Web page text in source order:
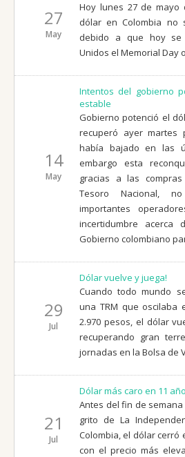
27
May
Hoy lunes 27 de mayo
dólar en Colombia no
debido a que hoy se
Unidos el Memorial Day
14
May
Intentos del gobierno
estable
Gobierno potenció el
recuperó ayer martes
había bajado en las
embargo esta
gracias a las
Tesoro Nacional,
importantes
incertidumbre acerca
Gobierno colombiano
29
Jul
Dólar vuelve y juega!
Cuando todo mundo
una TRM que oscilaba
2.970 pesos, el dólar
recuperando gran
jornadas en la Bolsa de
21
Jul
Dólar más caro en 11
Antes del fin de
grito de La
Colombia, el dólar cerró
con el precio más